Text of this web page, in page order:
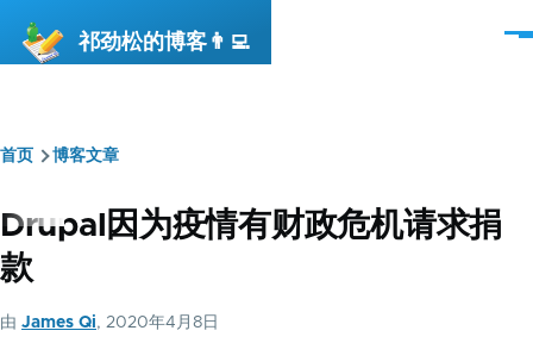
祁劲松的博客👨‍💻
菜
面
包
屑
首页 博客文章
Drupal因为疫情有财政危机请求捐
款
由 James Qi, 2020年4月8日